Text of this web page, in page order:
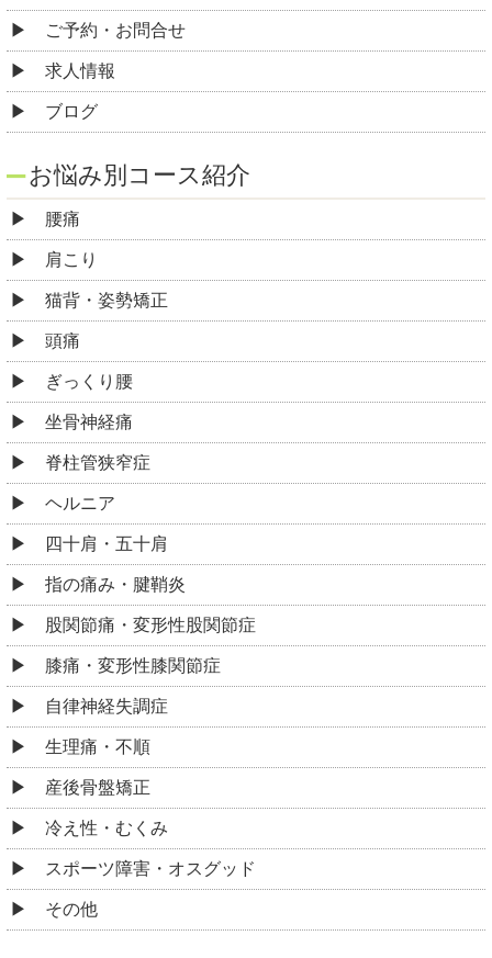
ご予約・お問合せ
求人情報
ブログ
お悩み別コース紹介
腰痛
肩こり
猫背・姿勢矯正
頭痛
ぎっくり腰
坐骨神経痛
脊柱管狭窄症
ヘルニア
四十肩・五十肩
指の痛み・腱鞘炎
股関節痛・変形性股関節症
膝痛・変形性膝関節症
自律神経失調症
生理痛・不順
産後骨盤矯正
冷え性・むくみ
スポーツ障害・オスグッド
その他